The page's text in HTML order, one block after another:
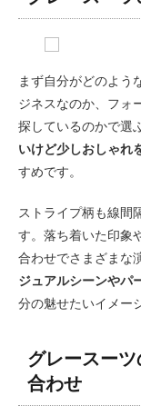
まず自分がどのよう
ジネスなのか、フォ
探しているのかで選
いけど少しおしゃれ
すめです。
ストライプ柄も線間
す。落ち着いた印象
合わせでさまざまな
ジュアルシーンやパ
分の魅せたいイメー
グレースー
合わせ